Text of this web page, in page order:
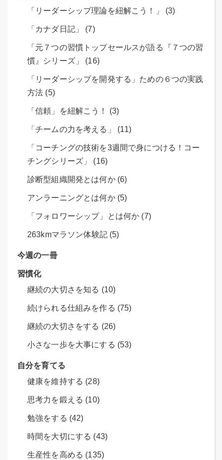
「リーダーシップ理論を紐解こう！」 (3)
「カナダ日記」 (7)
「元７つの習慣トップセールスが語る『７つの習
慣』シリーズ」 (16)
「リーダーシップを開発する」ための６つの実践
方法 (5)
「信頼」を紐解こう！ (3)
「チームの力を考える」 (11)
「コーチングの技術を3週間で身につける！コー
チングシリーズ」 (16)
診断型組織開発とは何か (6)
アンラーニングとは何か (5)
「フォロワーシップ」とは何か (7)
263kmマラソン体験記 (5)
今週の一冊
習慣化
継続の大切さを知る (10)
続けられる仕組みを作る (75)
継続の大切さをする (26)
小さな一歩を大事にする (53)
自分を育てる
健康を維持する (28)
思考力を鍛える (10)
勉強をする (42)
時間を大切にする (43)
生産性を高める (135)